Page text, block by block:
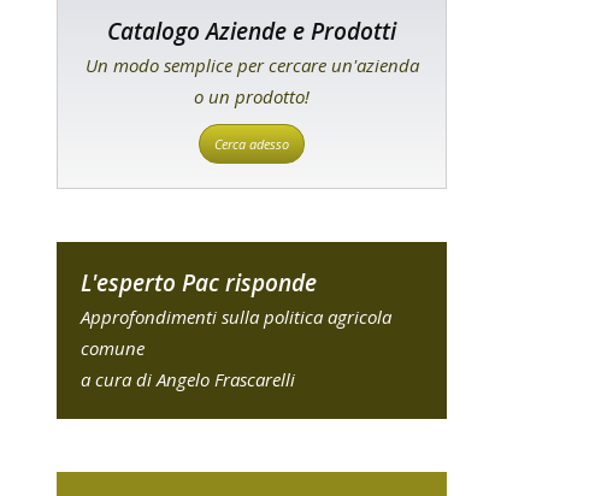
Catalogo Aziende e Prodotti
Un modo semplice per cercare un'azienda
o un prodotto!
Cerca adesso
L'esperto Pac risponde
Approfondimenti sulla politica agricola
comune
a cura di Angelo Frascarelli